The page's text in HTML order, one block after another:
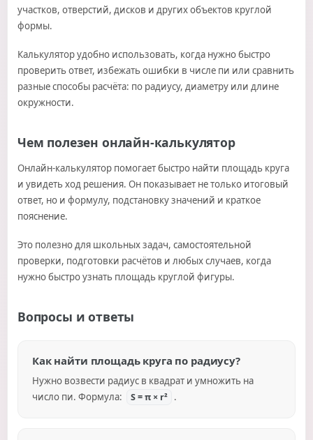
участков, отверстий, дисков и других объектов круглой
формы.
Калькулятор удобно использовать, когда нужно быстро
проверить ответ, избежать ошибки в числе пи или сравнить
разные способы расчёта: по радиусу, диаметру или длине
окружности.
Чем полезен онлайн-калькулятор
Онлайн-калькулятор помогает быстро найти площадь круга
и увидеть ход решения. Он показывает не только итоговый
ответ, но и формулу, подстановку значений и краткое
пояснение.
Это полезно для школьных задач, самостоятельной
проверки, подготовки расчётов и любых случаев, когда
нужно быстро узнать площадь круглой фигуры.
Вопросы и ответы
Как найти площадь круга по радиусу?
Нужно возвести радиус в квадрат и умножить на
число пи. Формула:
S = π × r² .